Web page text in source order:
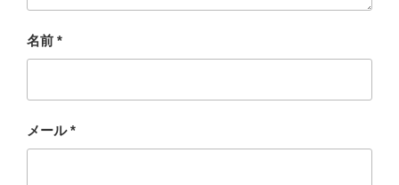
名前 *
メール*